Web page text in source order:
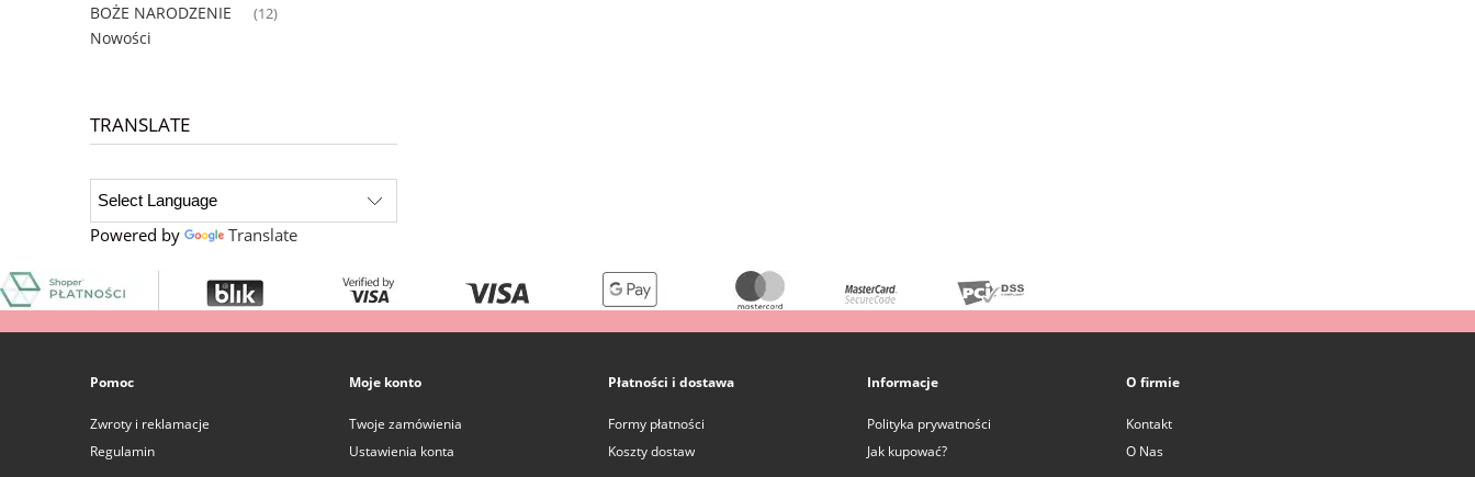
BOŻE NARODZENIE (12)
Nowości
TRANSLATE
Powered by Translate
Pomoc
Zwroty i reklamacje
Regulamin
Moje konto
Twoje zamówienia
Ustawienia konta
Płatności i dostawa
Formy płatności
Koszty dostaw
Informacje
Polityka prywatności
Jak kupować?
O firmie
Kontakt
O Nas